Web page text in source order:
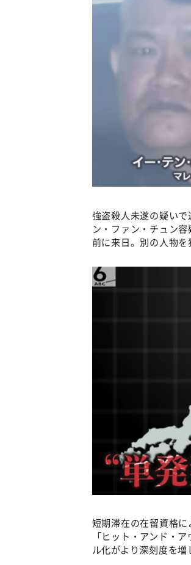
強盗殺人未遂の疑い
ン・ファン・チュン
前に来日。別の人物を
短期滞在の在留資格
「ヒット・アンド・
ル化がより深刻度を増